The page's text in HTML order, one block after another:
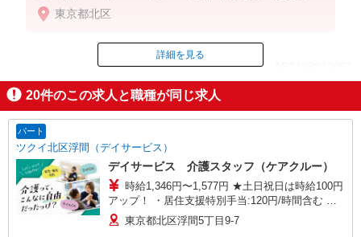
全支給(ガソリン代含む)＞
東京都北区
ID：AE0428812051
掲載期間終了
詳細を見る
20件のこの求人と職種が同じ求人
パート
ツクイ北区浮間（デイサービス）
デイサービス 介護スタッフ（ケアクルー）
時給1,346円〜1,577円 ★土日祝日は時給100円
アップ！ ・居住支援特別手当:120円/時間含む ※
給与幅は資格・経験等による
東京都北区浮間5丁目9-7